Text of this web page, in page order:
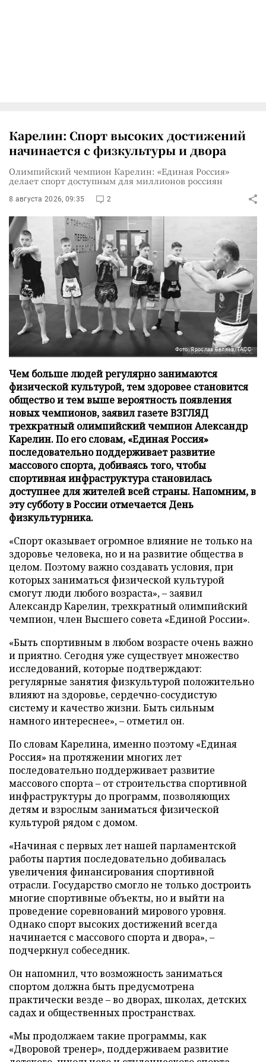
Карелин: Спорт высоких достижений
начинается с физкультуры и двора
Олимпийский чемпион Карелин: «Единая Россия»
делает спорт доступным для миллионов россиян
8 августа 2026, 09:35 2
Фото: Ярослав Беляев/ТАСС
Чем больше людей регулярно занимаются
физической культурой, тем здоровее становится
общество и тем выше вероятность появления
новых чемпионов, заявил газете ВЗГЛЯД
трехкратный олимпийский чемпион Александр
Карелин. По его словам, «Единая Россия»
последовательно поддерживает развитие
массового спорта, добиваясь того, чтобы
спортивная инфраструктура становилась
доступнее для жителей всей страны. Напомним, в
эту субботу в России отмечается День
физкультурника.
«Спорт оказывает огромное влияние не только на
здоровье человека, но и на развитие общества в
целом. Поэтому важно создавать условия, при
которых заниматься физической культурой
смогут люди любого возраста», – заявил
Александр Карелин, трехкратный олимпийский
чемпион, член Высшего совета «Единой России».
«Быть спортивным в любом возрасте очень важно
и приятно. Сегодня уже существует множество
исследований, которые подтверждают:
регулярные занятия физкультурой положительно
влияют на здоровье, сердечно-сосудистую
систему и качество жизни. Быть сильным
намного интереснее», – отметил он.
По словам Карелина, именно поэтому «Единая
Россия» на протяжении многих лет
последовательно поддерживает развитие
массового спорта – от строительства спортивной
инфраструктуры до программ, позволяющих
детям и взрослым заниматься физической
культурой рядом с домом.
«Начиная с первых лет нашей парламентской
работы партия последовательно добивалась
увеличения финансирования спортивной
отрасли. Государство смогло не только достроить
многие спортивные объекты, но и выйти на
проведение соревнований мирового уровня.
Однако спорт высоких достижений всегда
начинается с массового спорта и двора», –
подчеркнул собеседник.
Он напомнил, что возможность заниматься
спортом должна быть предусмотрена
практически везде – во дворах, школах, детских
садах и общественных пространствах.
«Мы продолжаем такие программы, как
«Дворовой тренер», поддерживаем развитие